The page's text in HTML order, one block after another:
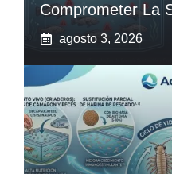
Comprometer La
agosto 3, 2026